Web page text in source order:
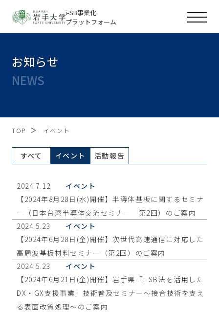
i-SB事業化
プラットフォーム
お知らせ
NEWS
TOP イベント
すべて イベント 活動報告
2024.7.12
イベント
【2024年8月28日(水)開催】半導体基板に関するセミナ
ー（日本台湾半導体交流セミナー 第2回）のご案内
2024.5.23
イベント
【2024年6月28日(金)開催】次世代高速通信に対応した
高周波基板材料セミナー（第2回）のご案内
2024.5.23
イベント
【2024年6月21日(金)開催】岩手県「i-SB法を活用した
DX・GX支援事業」技術普及セミナー～接合技術を支え
る表面改質処理～のご案内